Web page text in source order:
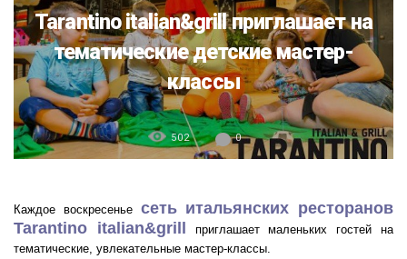
Tarantino italian&grill приглашает на
тематические детские мастер-
классы
502 0
Каждое воскресенье сеть итальянских ресторанов
Tarantino italian&grill
приглашает маленьких гостей на
тематические, увлекательные мастер-классы.